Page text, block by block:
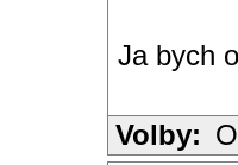
Ja bych
Volby: